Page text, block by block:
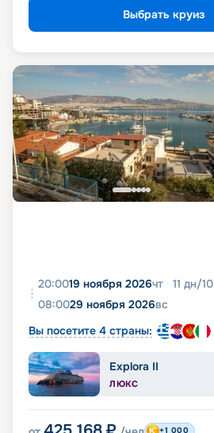
Выбрать круиз
20:0019 ноября 2026чт 11 дн/10
08:0029 ноября 2026вс
Вы посетите 4 страны:
Explora II
ЛЮКС
+1 000